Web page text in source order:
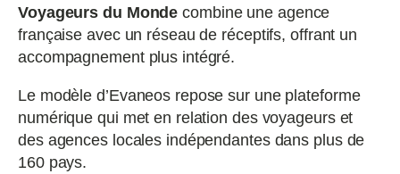
Voyageurs du Monde combine une agence
française avec un réseau de réceptifs, offrant un
accompagnement plus intégré.
Le modèle d’Evaneos repose sur une plateforme
numérique qui met en relation des voyageurs et
des agences locales indépendantes dans plus de
160 pays.